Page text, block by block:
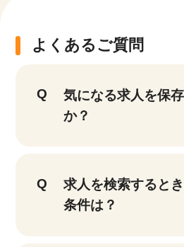
よくあるご質問
気になる求人を保
か？
求人を検索すると
条件は？